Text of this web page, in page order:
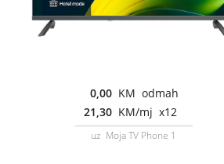
0,00 KM odmah
21,30 KM/mj x12
uz Moja TV Phone 1